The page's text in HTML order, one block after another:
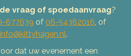
vraag of spoedaanvraag?
677639 of 06-54362016 , of
info@kittyhagen.nl.
dat uw evenement een